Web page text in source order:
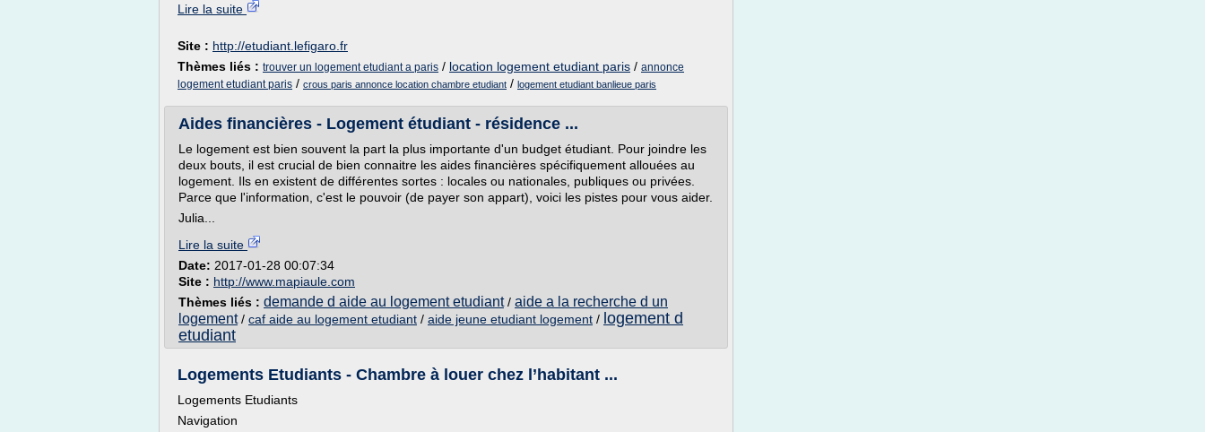
Lire la suite
Site : http://etudiant.lefigaro.fr
Thèmes liés : trouver un logement etudiant a paris / location logement etudiant paris / annonce
logement etudiant paris / crous paris annonce location chambre etudiant / logement etudiant banlieue paris
Aides financières - Logement étudiant - résidence ...
Le logement est bien souvent la part la plus importante d'un budget étudiant. Pour joindre les
deux bouts, il est crucial de bien connaitre les aides financières spécifiquement allouées au
logement. Ils en existent de différentes sortes : locales ou nationales, publiques ou privées.
Parce que l'information, c'est le pouvoir (de payer son appart), voici les pistes pour vous aider.
Julia...
Lire la suite
Date: 2017-01-28 00:07:34
Site : http://www.mapiaule.com
Thèmes liés : demande d aide au logement etudiant/ aide a la recherche d un
logement/ caf aide au logement etudiant / aide jeune etudiant logement / logement d
etudiant
Logements Etudiants - Chambre à louer chez l’habitant ...
Logements Etudiants
Navigation